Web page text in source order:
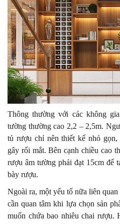
Thông thường với các không
tường thường cao 2,2 – 2,5m.
tủ rượu chỉ nên thiết kế nhỏ gọn,
gây rối mắt. Bên cạnh chiều cao
rượu âm tường phải đạt 15cm để
bày rượu.
Ngoài ra, một yếu tố nữa liên
cần quan tâm khi lựa chọn sản
muốn chứa bao nhiêu chai rượu.